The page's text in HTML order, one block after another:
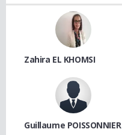
Zahira EL KHOMSI
Guillaume POISSONNIER